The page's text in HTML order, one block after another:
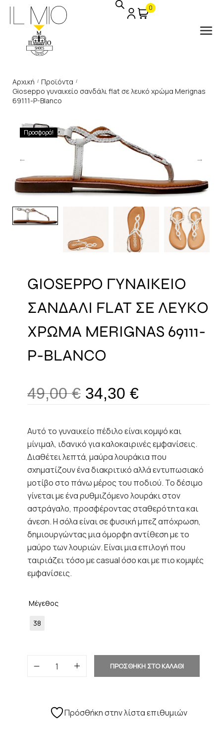
0
Αρχική / Προϊόντα /
Gioseppo γυναικείο σανδάλι flat σε λευκό χρώμα Merignas
69111-P-Blanco
Προσφορά!
GIOSEPPO ΓΥΝΑΙΚΕΙΟ
ΣΑΝΔΑΛΙ FLAT ΣΕ ΛΕΥΚΟ
ΧΡΩΜΑ MERIGNAS 69111-
P-BLANCO
49,00€ 34,30 €
Αυτό το γυναικείο πέδιλο είναι κομψό και
μίνιμαλ, ιδανικό για καλοκαιρινές εμφανίσεις.
Διαθέτει λεπτά, μαύρα λουράκια που
σχηματίζουν ένα διακριτικό αλλά εντυπωσιακό
μοτίβο στο πάνω μέρος του ποδιού. Το δέσιμο
γίνεται με ένα ρυθμιζόμενο λουράκι στον
αστράγαλο, προσφέροντας σταθερότητα και
άνεση. Η σόλα είναι σε φυσική μπεζ απόχρωση,
δημιουργώντας μια όμορφη αντίθεση με το
μαύρο των λουριών. Είναι μια επιλογή που
ταιριάζει τόσο με casual όσο και με πιο κομψές
εμφανίσεις.
Μέγεθος
38
ΠΡΟΣΘΗΚΗ ΣΤΟ ΚΑΛΑΘΙ
Πρόσθήκη στην λίστα επιθυμιών